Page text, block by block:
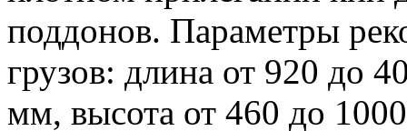
поддонов. Параметры
грузов: длина от 920 до
мм, высота от 460 до